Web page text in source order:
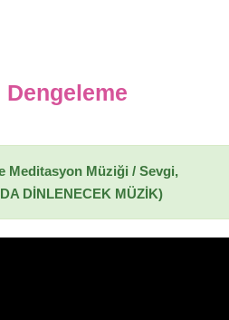
Meditasyon Müziği / Sevgi,
DİNLENECEK MÜZİK)